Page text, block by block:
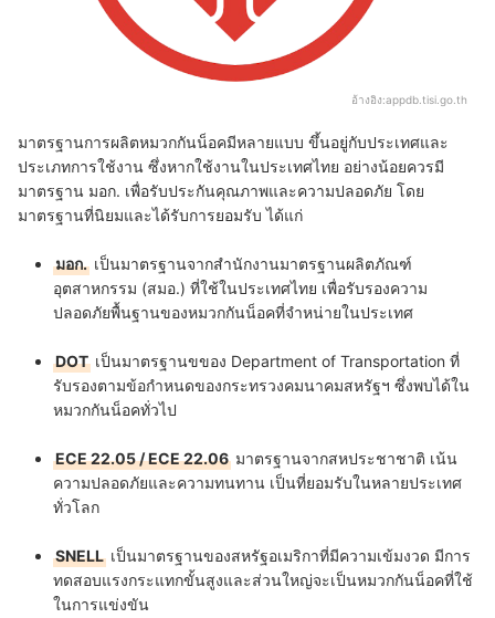
อ้างอิง:appdb.tisi.go.th
มาตรฐานการผลิตหมวกกันน็อคมีหลายแบบ ขึ้นอยู่กับประเทศและ
ประเภทการใช้งาน ซึ่งหากใช้งานในประเทศไทย อย่างน้อยควรมี
มาตรฐาน มอก. เพื่อรับประกันคุณภาพและความปลอดภัย โดย
มาตรฐานที่นิยมและได้รับการยอมรับ ได้แก่
มอก. เป็นมาตรฐานจากสำนักงานมาตรฐานผลิตภัณฑ์
อุตสาหกรรม (สมอ.) ที่ใช้ในประเทศไทย เพื่อรับรองความ
ปลอดภัยพื้นฐานของหมวกกันน็อคที่จำหน่ายในประเทศ
DOT เป็นมาตรฐานขของ Department of Transportation ที่
รับรองตามข้อกำหนดของกระทรวงคมนาคมสหรัฐฯ ซึ่งพบได้ใน
หมวกกันน็อคทั่วไป
ECE 22.05 / ECE 22.06 มาตรฐานจากสหประชาชาติ เน้น
ความปลอดภัยและความทนทาน เป็นที่ยอมรับในหลายประเทศ
ทั่วโลก
SNELL เป็นมาตรฐานของสหรัฐอเมริกาที่มีความเข้มงวด มีการ
ทดสอบแรงกระแทกขั้นสูงและส่วนใหญ่จะเป็นหมวกกันน็อคที่ใช้
ในการแข่งขัน